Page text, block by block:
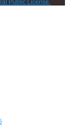
Public License.